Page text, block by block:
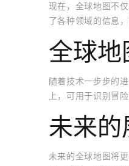
现在，全球地图不
了各种领域的信息
全球
随着技术一步步的
上，可用于识别冒
未来
未来的全球地图将